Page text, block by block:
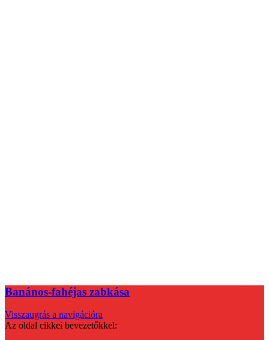
Banános-fahéjas zabkása
Visszaugrás a navigációra
Az oldal cikkei bevezetőkkel: